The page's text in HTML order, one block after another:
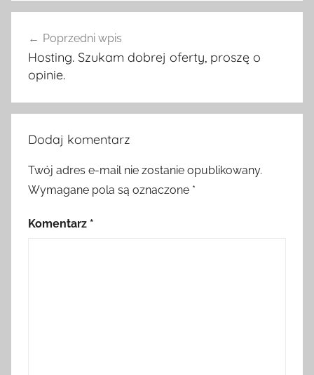
wpisu
Poprzedni wpis
Hosting. Szukam dobrej oferty, proszę o
opinie.
Dodaj komentarz
Twój adres e-mail nie zostanie opublikowany.
Wymagane pola są oznaczone *
Komentarz *